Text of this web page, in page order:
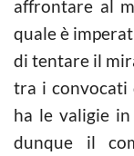
affrontare al
quale è
di tentare il
tra i convocati
ha le valigie
dunque il